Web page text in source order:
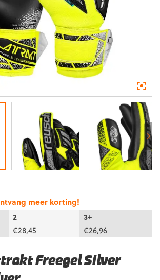
Freegel Silver
meer korting!
2
3+
€28,45 €26,96